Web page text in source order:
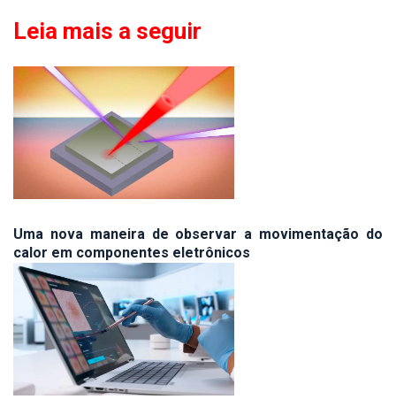
Leia mais a seguir
Uma nova maneira de observar a movimentação do
calor em componentes eletrônicos